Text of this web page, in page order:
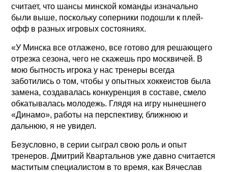
считает, что шансы минской команды изначально
были выше, поскольку соперники подошли к плей-
офф в разных игровых состояниях.
«У Минска все отлажено, все готово для решающего
отрезка сезона, чего не скажешь про москвичей. В
мою бытность игрока у нас тренеры всегда
заботились о том, чтобы у опытных хоккеистов была
замена, создавалась конкуренция в составе, смело
обкатывалась молодежь. Глядя на игру нынешнего
«Динамо», работы на перспективу, ближнюю и
дальнюю, я не увидел.
Безусловно, в серии сыграл свою роль и опыт
тренеров. Дмитрий Квартальнов уже давно считается
маститым специалистом в то время, как Вячеслав